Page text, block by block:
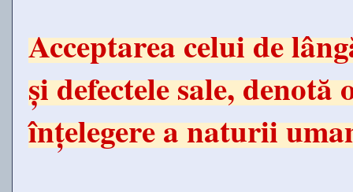
Acceptarea celui de
și defectele sale,
înțelegere a naturii